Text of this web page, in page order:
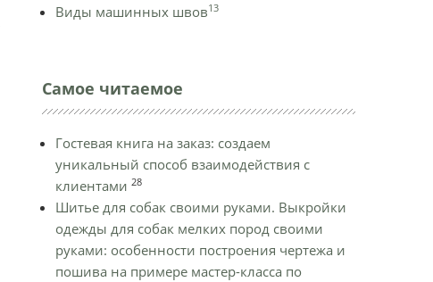
Виды машинных швов13
Самое читаемое
Гостевая книга на заказ: создаем
уникальный способ взаимодействия с
клиентами 28
Шитье для собак своими руками. Выкройки
одежды для собак мелких пород своими
руками: особенности построения чертежа и
пошива на примере мастер-класса по